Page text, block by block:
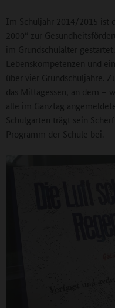
Im Schuljahr 2014/2015 ist
2000“ zur
im Grundschulalter
Lebenskompetenzen und
über vier Grundschuljahre.
das Mittagessen, an dem –
alle im Ganztag
Schulgarten trägt sein
Programm der Schule bei.